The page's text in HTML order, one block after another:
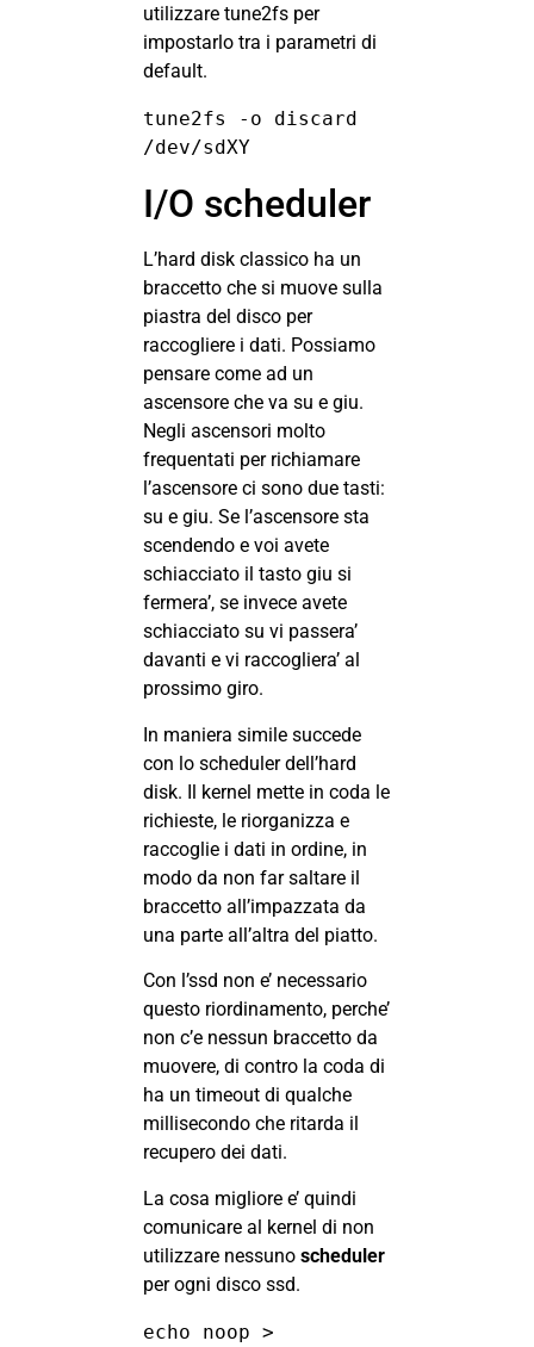
utilizzare tune2fs per
impostarlo tra i parametri di
default.
tune2fs -o discard
/dev/sdXY
I/O scheduler
L’hard disk classico ha un
braccetto che si muove sulla
piastra del disco per
raccogliere i dati. Possiamo
pensare come ad un
ascensore che va su e giu.
Negli ascensori molto
frequentati per richiamare
l’ascensore ci sono due tasti:
su e giu. Se l’ascensore sta
scendendo e voi avete
schiacciato il tasto giu si
fermera’, se invece avete
schiacciato su vi passera’
davanti e vi raccogliera’ al
prossimo giro.
In maniera simile succede
con lo scheduler dell’hard
disk. Il kernel mette in coda le
richieste, le riorganizza e
raccoglie i dati in ordine, in
modo da non far saltare il
braccetto all’impazzata da
una parte all’altra del piatto.
Con l’ssd non e’ necessario
questo riordinamento, perche’
non c’e nessun braccetto da
muovere, di contro la coda di
ha un timeout di qualche
millisecondo che ritarda il
recupero dei dati.
La cosa migliore e’ quindi
comunicare al kernel di non
utilizzare nessuno scheduler
per ogni disco ssd.
echo noop >